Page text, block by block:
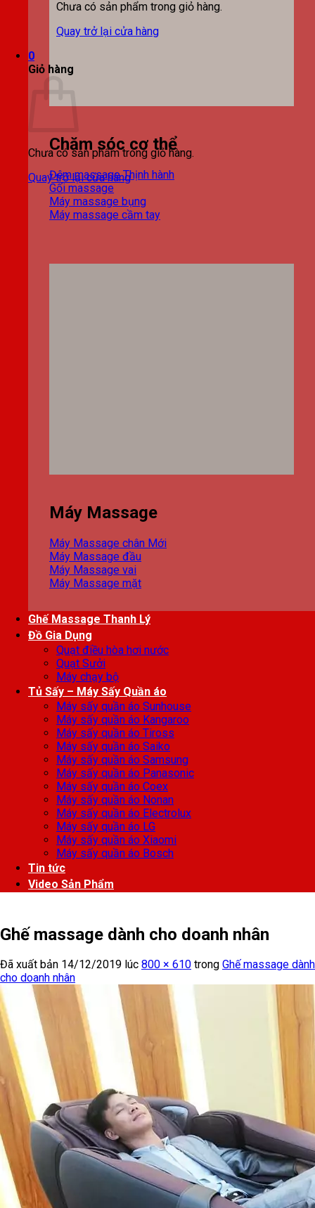
Chưa có sản phẩm trong giỏ hàng.
Quay trở lại cửa hàng
0
Giỏ hàng
Chưa có sản phẩm trong giỏ hàng.
Quay trở lại cửa hàng
Chăm sóc cơ thể
Đệm massage
Gối massage
Máy massage bụng
Máy massage cầm tay
Máy Massage
Máy Massage chân
Máy Massage đầu
Máy Massage vai
Máy Massage mặt
Ghế Massage Thanh Lý
Đồ Gia Dụng
Quạt điều hòa hơi nước
Quạt Sưởi
Máy chạy bộ
Tủ Sấy – Máy Sấy Quần áo
Máy sấy quần áo Sunhouse
Máy sấy quần áo Kangaroo
Máy sấy quần áo Tiross
Máy sấy quần áo Saiko
Máy sấy quần áo Samsung
Máy sấy quần áo Panasonic
Máy sấy quần áo Coex
Máy sấy quần áo Nonan
Máy sấy quần áo Electrolux
Máy sấy quần áo LG
Máy sấy quần áo Xiaomi
Máy sấy quần áo Bosch
Tin tức
Video Sản Phẩm
Ghế massage dành cho doanh nhân
Đã xuất bản 14/12/2019 lúc 800 × 610 trong Ghế massage dành
cho doanh nhân